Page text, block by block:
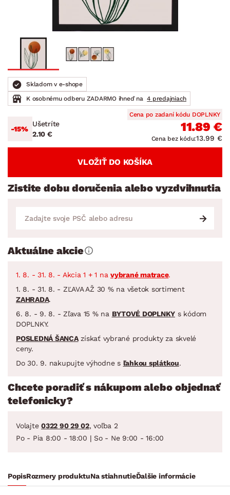
Skladom v e-shope
K osobnému odberu ZADARMO ihneď na 4 predajniach
-15%
Ušetríte
2.10 €
Cena po zadaní kódu DOPLNKY
11.89 €
Cena bez kódu:13.99 €
VLOŽIŤ DO KOŠÍKA
Zistite dobu doručenia alebo vyzdvihnutia
Aktuálne akcie
1. 8. - 31. 8. - Akcia 1 + 1 na vybrané matrace.
1. 8. - 31. 8. - ZĽAVA AŽ 30 % na všetok sortiment
ZAHRADA.
6. 8. - 9. 8. - Zľava 15 % na BYTOVÉ DOPLNKY s kódom
DOPLNKY.
POSLEDNÁ ŠANCAzískať vybrané produkty za skvelé
ceny.
Do 30. 9. nakupujte výhodne s ľahkou splátkou.
Chcete poradiť s nákupom alebo objednať
telefonicky?
Volajte 0322 90 29 02, voľba 2
Po - Pia 8:00 - 18:00 | So - Ne 9:00 - 16:00
PopisRozmery produktuNa stiahnutieĎalšie informácie